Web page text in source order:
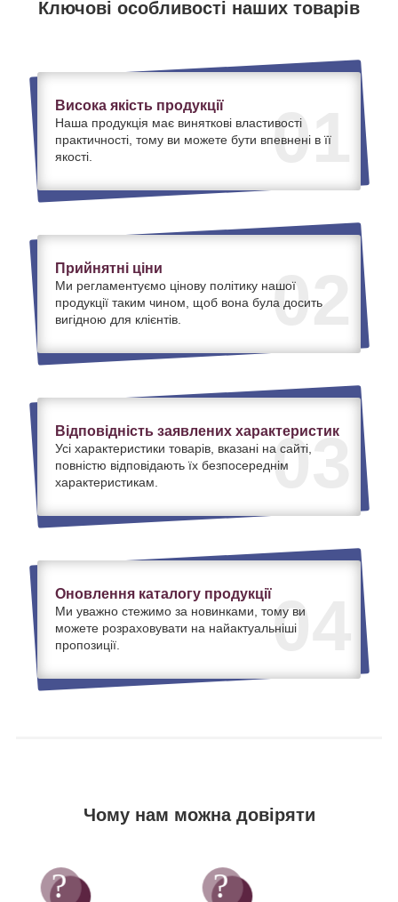
Ключові особливості наших товарів
01
Висока якість продукції
Наша продукція має виняткові властивості
практичності, тому ви можете бути впевнені в її
якості.
02
Прийнятні ціни
Ми регламентуємо цінову політику нашої
продукції таким чином, щоб вона була досить
вигідною для клієнтів.
03
Відповідність заявлених характеристик
Усі характеристики товарів, вказані на сайті,
повністю відповідають їх безпосереднім
характеристикам.
04
Оновлення каталогу продукції
Ми уважно стежимо за новинками, тому ви
можете розраховувати на найактуальніші
пропозиції.
Чому нам можна довіряти